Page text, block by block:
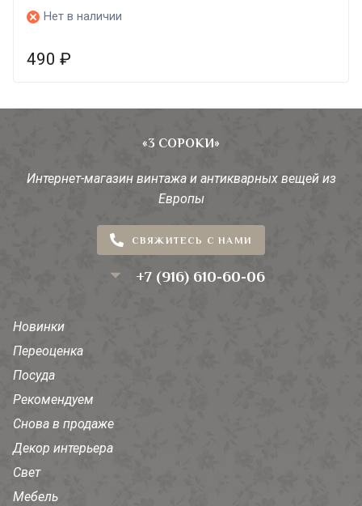
Нет в наличии
490 ₽
«3 СОРОКИ»
Интернет-магазин винтажа и антикварных вещей из
Европы
СВЯЖИТЕСЬ С НАМИ
+7 (916) 610-60-06
Новинки
Переоценка
Посуда
Рекомендуем
Снова в продаже
Декор интерьера
Свет
Мебель